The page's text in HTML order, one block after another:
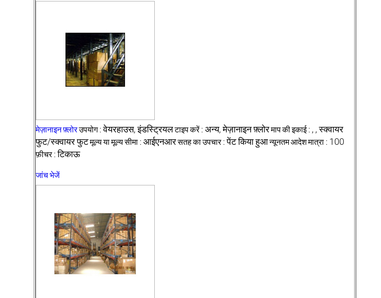
मेज़ानाइन फ़्लोरउपयोग :वेयरहाउस, इंडस्ट्रियलटाइप करें : अन्य, मेज़ानाइन फ़्लोरमाप की इकाई : , , स्क्वायर
फुट/स्क्वायर फुटमूल्य या मूल्य सीमा : आईएनआरसतह का उपचार :पेंट किया हुआन्यूनतम आदेश मात्रा : 100
फ़ीचर :टिकाऊ
जांच भेजें